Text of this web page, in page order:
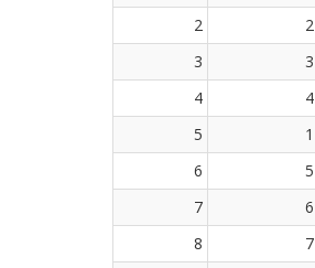
2
2
3
3
4
4
5
1
6
5
7
6
8
7